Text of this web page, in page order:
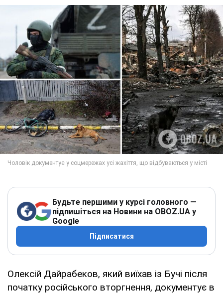
Будьте першими у курсі головного —
підпишіться на Новини на OBOZ.UA у
Google
Підписатися
Олексій Дайрабеков, який виїхав із Бучі після
початку російського вторгнення, документує в